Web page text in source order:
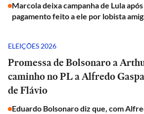
Marcola deixa campanha de Lula
pagamento feito a ele por lobista
ELEIÇÕES 2026
Promessa de Bolsonaro a
caminho no PL a Alfredo
de Flávio
Eduardo Bolsonaro diz que, com